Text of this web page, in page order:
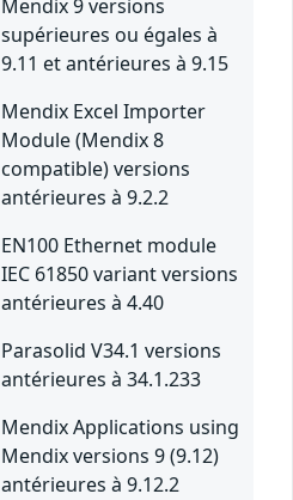
Mendix 9 versions
supérieures ou égales à
9.11 et antérieures à 9.15
Mendix Excel Importer
Module (Mendix 8
compatible) versions
antérieures à 9.2.2
EN100 Ethernet module
IEC 61850 variant versions
antérieures à 4.40
Parasolid V34.1 versions
antérieures à 34.1.233
Mendix Applications using
Mendix versions 9 (9.12)
antérieures à 9.12.2